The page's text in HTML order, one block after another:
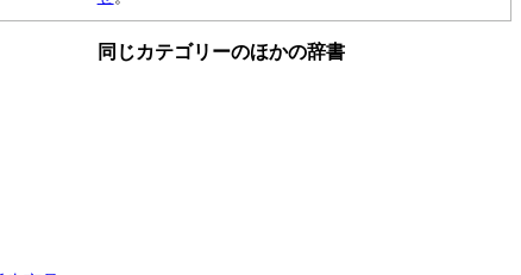
同じカテゴリーのほかの辞書